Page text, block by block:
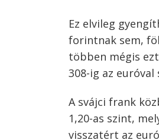
Ez elvileg
forintnak sem,
többen mégis
308-ig az euróval
A svájci frank
1,20-as szint,
visszatért az